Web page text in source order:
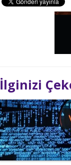
İlginizi